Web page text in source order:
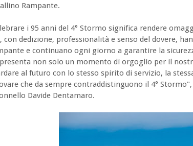
Rampante.
i 95 anni del 4° Stormo significa rendere
con dedizione, professionalità e senso del dovere,
e continuano ogni giorno a garantire la
non solo un momento di orgoglio per il
al futuro con lo stesso spirito di servizio, la
che da sempre contraddistinguono il 4°
Davide Dentamaro.